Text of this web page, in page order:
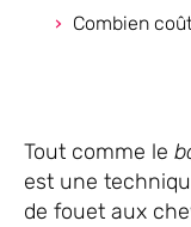
Tout comme le
est une
de fouet aux